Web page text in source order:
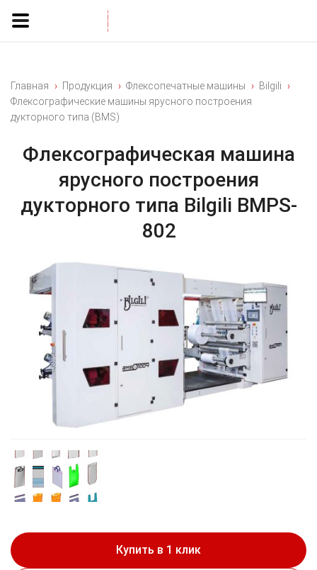
Главная Продукция Флексопечатные машины
Bilgili
Флексографические машины ярусного построения
дукторного типа (BMS)
Флексографическая машина
ярусного построения
дукторного типа Bilgili BMPS-
802
Купить в 1 клик